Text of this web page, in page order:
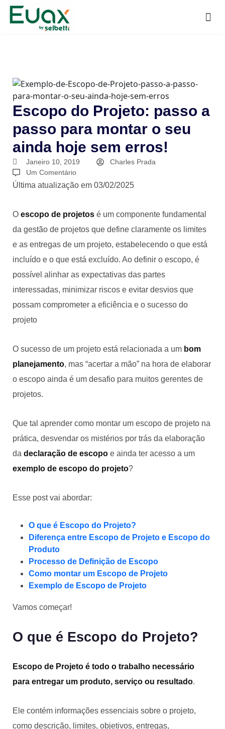
Escopo do Projeto: passo a
passo para montar o seu
ainda hoje sem erros!
Janeiro 10, 2019
Charles Prada
Um Comentário
Última atualização em 03/02/2025
O escopo de projetos é um componente fundamental
da gestão de projetos que define claramente os limites
e as entregas de um projeto, estabelecendo o que está
incluído e o que está excluído. Ao definir o escopo, é
possível alinhar as expectativas das partes
interessadas, minimizar riscos e evitar desvios que
possam comprometer a eficiência e o sucesso do
projeto
O sucesso de um projeto está relacionada a um bom
planejamento, mas “acertar a mão” na hora de elaborar
o escopo ainda é um desafio para muitos gerentes de
projetos.
Que tal aprender como montar um escopo de projeto na
prática, desvendar os mistérios por trás da elaboração
da declaração de escopo e ainda ter acesso a um
exemplo de escopo do projeto?
Esse post vai abordar:
O que é Escopo do Projeto?
Diferença entre Escopo de Projeto e Escopo do
Produto
Processo de Definição de Escopo
Como montar um Escopo de Projeto
Exemplo de Escopo de Projeto
Vamos começar!
O que é Escopo do Projeto?
Escopo de Projeto é todo o trabalho necessário
para entregar um produto, serviço ou resultado.
Ele contém informações essenciais sobre o projeto,
como descrição, limites, objetivos, entregas,